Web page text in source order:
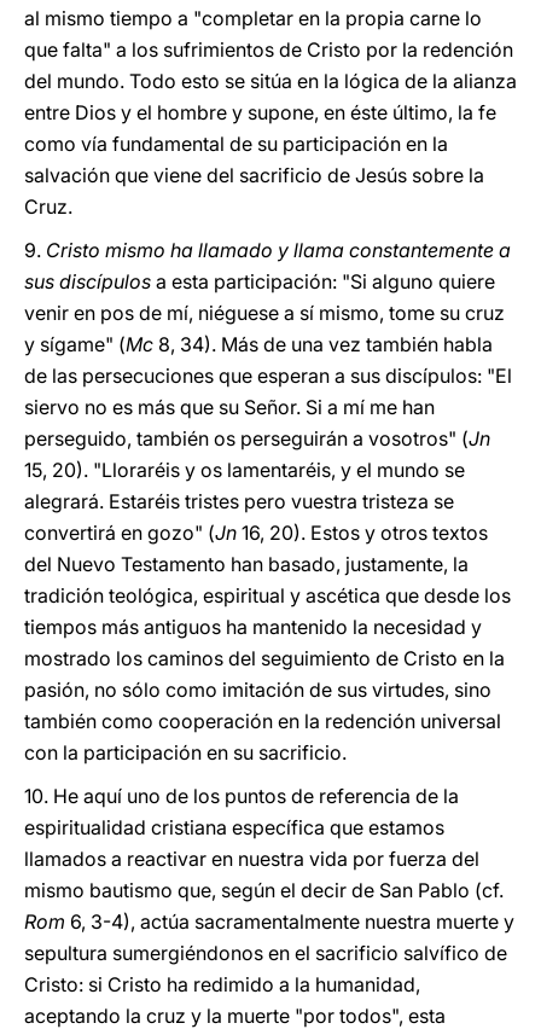
al mismo tiempo a "completar en la propia carne lo
que falta" a los sufrimientos de Cristo por la redención
del mundo. Todo esto se sitúa en la lógica de la alianza
entre Dios y el hombre y supone, en éste último, la fe
como vía fundamental de su participación en la
salvación que viene del sacrificio de Jesús sobre la
Cruz.
9. Cristo mismo ha llamado y llama constantemente a
sus discípulos a esta participación: "Si alguno quiere
venir en pos de mí, niéguese a sí mismo, tome su cruz
y sígame" (Mc 8, 34). Más de una vez también habla
de las persecuciones que esperan a sus discípulos: "El
siervo no es más que su Señor. Si a mí me han
perseguido, también os perseguirán a vosotros" (Jn
15, 20). "Lloraréis y os lamentaréis, y el mundo se
alegrará. Estaréis tristes pero vuestra tristeza se
convertirá en gozo" (Jn 16, 20). Estos y otros textos
del Nuevo Testamento han basado, justamente, la
tradición teológica, espiritual y ascética que desde los
tiempos más antiguos ha mantenido la necesidad y
mostrado los caminos del seguimiento de Cristo en la
pasión, no sólo como imitación de sus virtudes, sino
también como cooperación en la redención universal
con la participación en su sacrificio.
10. He aquí uno de los puntos de referencia de la
espiritualidad cristiana específica que estamos
llamados a reactivar en nuestra vida por fuerza del
mismo bautismo que, según el decir de San Pablo (cf.
Rom 6, 3-4), actúa sacramentalmente nuestra muerte y
sepultura sumergiéndonos en el sacrificio salvífico de
Cristo: si Cristo ha redimido a la humanidad,
aceptando la cruz y la muerte "por todos", esta